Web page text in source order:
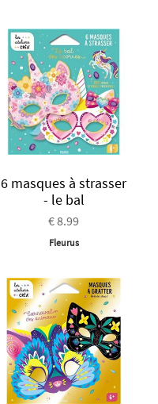
6 masques à strasser
- le bal
€ 8.99
Fleurus